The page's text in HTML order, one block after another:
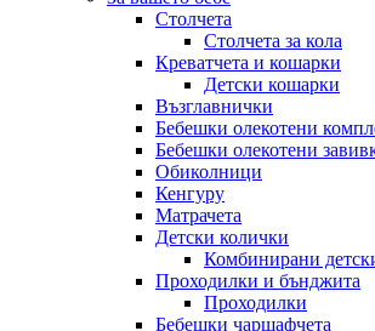
Столчета
Столчета за кола
Креватчета и кошарки
Детски кошарки
Възглавнички
Бебешки oлекотени
Бебешки олекотени
Обиколници
Кенгуру
Матрачета
Детски колички
Комбинирани
Проходилки и бънджита
Проходилки
Бебешки чаршафчета